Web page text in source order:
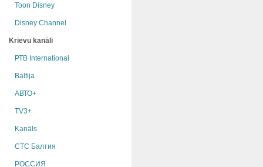
Toon Disney
Disney Channel
Krievu kanāli
РТB International
Baltija
АВТО+
TV3+
Kanāls
СТС Балтия
РОССИЯ